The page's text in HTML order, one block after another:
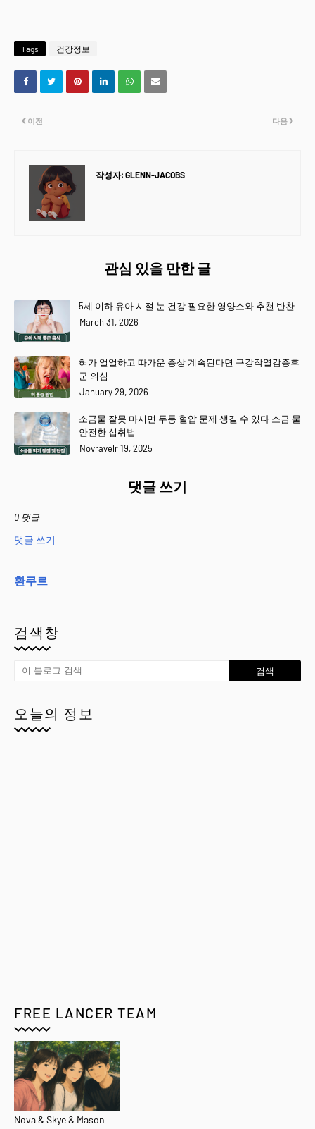
Tags 건강정보
다음
이전
작성자: GLENN-JACOBS
관심 있을 만한 글
5세 이하 유아 시절 눈 건강 필요한 영양소와 추천 반찬
March 31, 2026
혀가 얼얼하고 따가운 증상 계속된다면 구강작열감증후
군 의심
January 29, 2026
소금물 잘못 마시면 두통 혈압 문제 생길 수 있다 소금 물
안전한 섭취법
Novravelr 19, 2025
댓글 쓰기
0 댓글
댓글 쓰기
환쿠르
검색창
오늘의 정보
FREE LANCER TEAM
Nova & Skye & Mason